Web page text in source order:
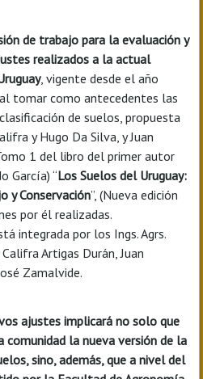
de trabajo para la evaluación y
realizados a la actual
, vigente desde el año
tomar como antecedentes las
de suelos, propuesta
y Hugo Da Silva, y Juan
1 del libro del primer autor
García) “Los Suelos del Uruguay:
y Conservación”, (Nueva edición
por él realizadas.
integrada por los Ings. Agrs.
Artigas Durán, Juan
Zamalvide.
ajustes implicará no solo que
comunidad la nueva versión de la
sino, además, que a nivel del